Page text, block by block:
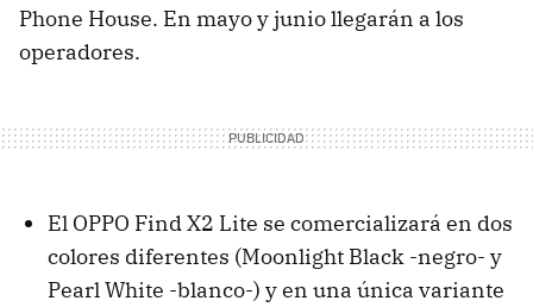
Phone House. En mayo y junio llegarán a los
operadores.
El OPPO Find X2 Lite se comercializará en dos
colores diferentes (Moonlight Black -negro- y
Pearl White -blanco-) y en una única variante